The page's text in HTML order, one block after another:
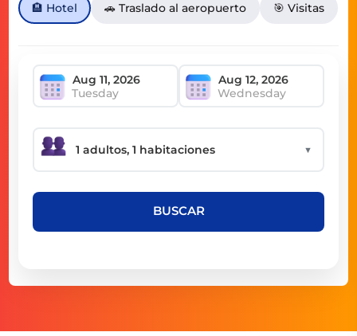
🏨 Hotel 🚗 Traslado al aeropuerto 🎯 Visitas
Tuesday Wednesday
▼
BUSCAR